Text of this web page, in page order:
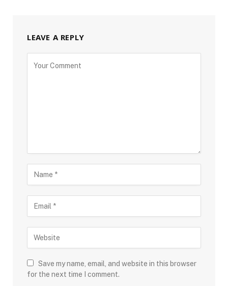
LEAVE A REPLY
Save my name, email, and website in this browser
for the next time I comment.